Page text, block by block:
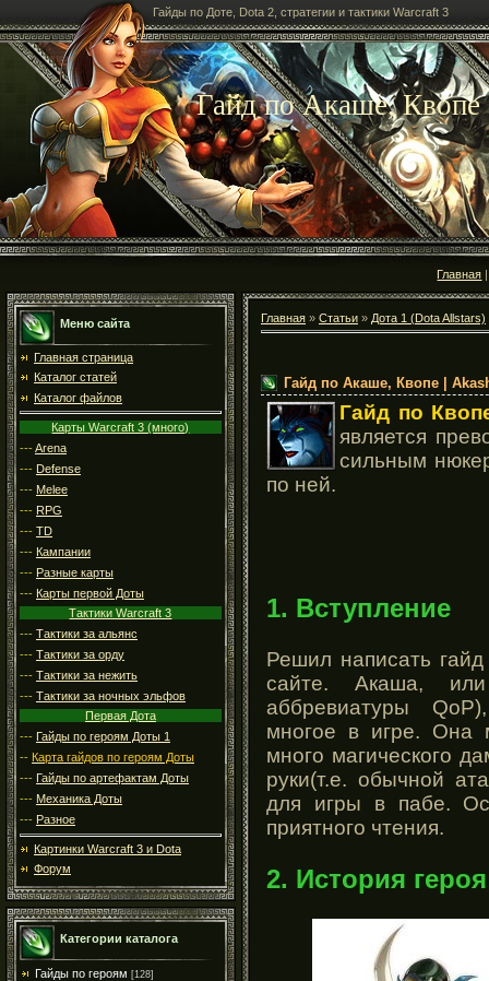
Гайды по Доте, Dota 2, стратегии и тактики Warcraft 3
Гайд по Акаше, Квопе
Главная
Меню сайта
Главная страница
Каталог статей
Каталог файлов
Карты Warcraft 3 (много)
---Arena
--- Defense
--- Melee
--- RPG
--- TD
--- Кампании
--- Разные карты
--- Карты первой Доты
Тактики Warcraft 3
--- Тактики за альянс
--- Тактики за орду
--- Тактики за нежить
--- Тактики за ночных эльфов
Первая Дота
--- Гайды по героям Доты 1
-- Карта гайдов по героям Доты
--- Гайды по артефактам Доты
--- Механика Доты
--- Разное
Картинки Warcraft 3 и Dota
Форум
Категории каталога
Гайды по героям [128]
Главная » Статьи » Дота 1 (Dota Allstars)
Гайд по Акаше, Квопе |
Гайд по
является
сильным
по ней.
1. Вступление
Решил написать
сайте. Акаша,
аббревиатуры
многое в игре. Она
много магического
руки(т.е. обычной
для игры в пабе.
приятного чтения.
2. История героя